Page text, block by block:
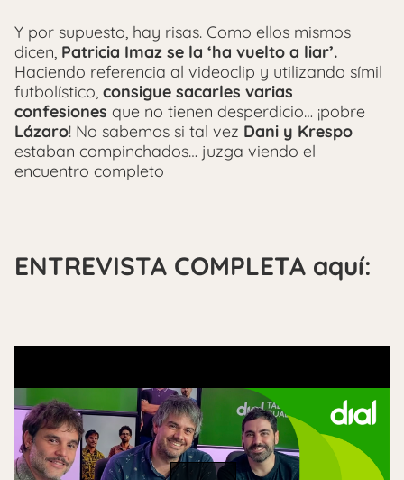
Y por supuesto, hay risas. Como ellos mismos
dicen, Patricia Imaz se la ‘ha vuelto a liar’.
Haciendo referencia al videoclip y utilizando símil
futbolístico, consigue sacarles varias
confesiones que no tienen desperdicio… ¡pobre
Lázaro! No sabemos si tal vez Dani y Krespo
estaban compinchados… juzga viendo el
encuentro completo
ENTREVISTA COMPLETA aquí: